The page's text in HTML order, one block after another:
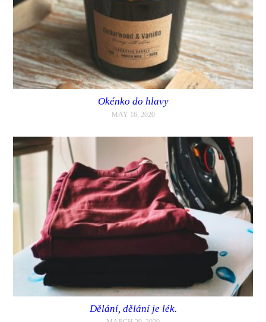
Okénko do hlavy
MAY 16, 2020
Dělání, dělání je lék.